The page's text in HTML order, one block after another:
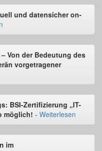
und datensicher on-
Von der Bedeutung des
vorgetragener
BSI-Zertifizierung „IT-
möglich! - Weiterlesen
im